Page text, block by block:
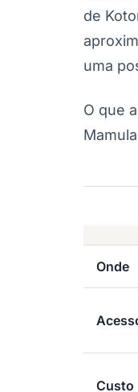
de
uma
O que
Onde
Custo